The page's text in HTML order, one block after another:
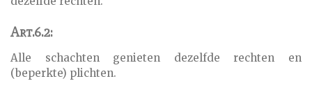
Art.6.2:
Alle schachten genieten dezelfde rechten en
(beperkte) plichten.